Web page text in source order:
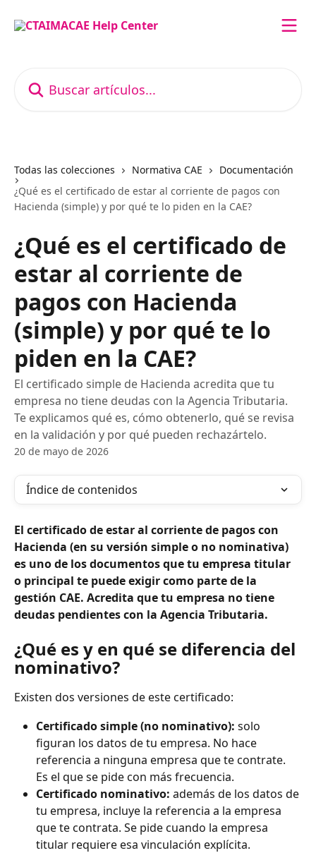
Todas las colecciones Normativa CAE
Documentación
¿Qué es el certificado de estar al corriente de pagos con
Hacienda (simple) y por qué te lo piden en la CAE?
¿Qué es el certificado de
estar al corriente de
pagos con Hacienda
(simple) y por qué te lo
piden en la CAE?
El certificado simple de Hacienda acredita que tu
empresa no tiene deudas con la Agencia Tributaria.
Te explicamos qué es, cómo obtenerlo, qué se revisa
en la validación y por qué pueden rechazártelo.
20 de mayo de 2026
Índice de contenidos
El certificado de estar al corriente de pagos con
Hacienda (en su versión simple o no nominativa)
es uno de los documentos que tu empresa titular
o principal te puede exigir como parte de la
gestión CAE. Acredita que tu empresa no tiene
deudas pendientes con la Agencia Tributaria.
¿Qué es y en qué se diferencia del
nominativo?
Existen dos versiones de este certificado:
Certificado simple (no nominativo): solo
figuran los datos de tu empresa. No hace
referencia a ninguna empresa que te contrate.
Es el que se pide con más frecuencia.
Certificado nominativo: además de los datos de
tu empresa, incluye la referencia a la empresa
que te contrata. Se pide cuando la empresa
titular requiere esa vinculación explícita.